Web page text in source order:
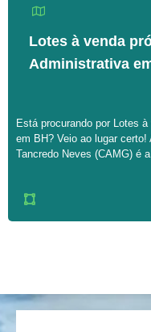
Lotes à venda
Administrativa
Está procurando por Lotes
em BH? Veio ao lugar
Tancredo Neves (CAMG) é